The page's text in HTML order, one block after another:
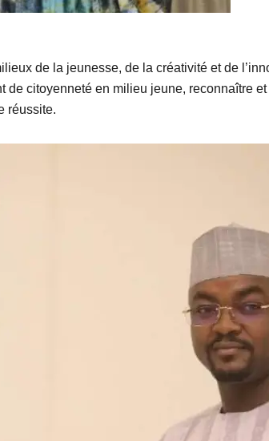
de la jeunesse, de la créativité et de
citoyenneté en milieu jeune, reconnaître
réussite.